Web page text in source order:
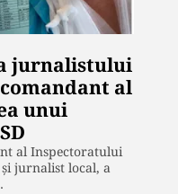
jurnalistului
al
unui
al Inspectoratului
și jurnalist local, a